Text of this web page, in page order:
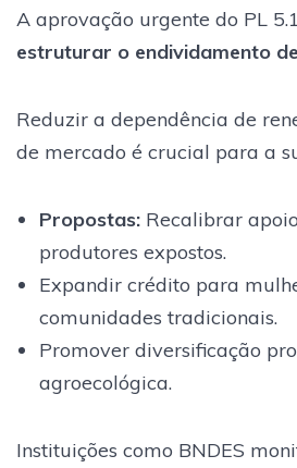
A aprovação urgente do PL
estruturar o endividamento
Reduzir a dependência de
de mercado é crucial para a
Propostas:Recalibrar
produtores expostos.
Expandir crédito para
comunidades tradicionais.
Promover diversificação
agroecológica.
Instituições como BNDES